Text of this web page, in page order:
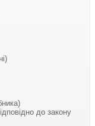
до закону